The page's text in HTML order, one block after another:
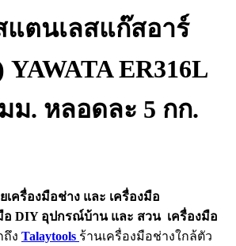
แตนเลสแก๊สอาร์
ER316L
ม. หลอดละ 5 กก.
เครื่องมือช่าง และ เครื่องมือ
อ DIY อุปกรณ์บ้าน และ สวน เครื่องมือ
ถึง Talaytools ร้านเครื่องมือช่างใกล้ตัว